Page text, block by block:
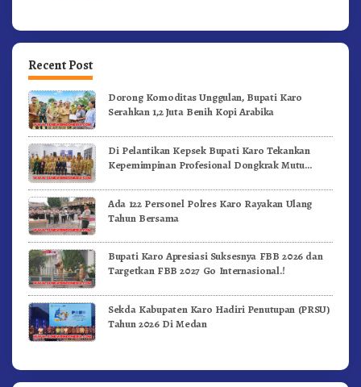
Recent Post
Dorong Komoditas Unggulan, Bupati Karo
Serahkan 1,2 Juta Benih Kopi Arabika
Di Pelantikan Kepsek Bupati Karo Tekankan
Kepemimpinan Profesional Dongkrak Mutu
Ada 122 Personel Polres Karo Rayakan Ulang
Tahun Bersama
Bupati Karo Apresiasi Suksesnya FBB 2026 dan
Targetkan FBB 2027 Go Internasional.!
Sekda Kabupaten Karo Hadiri Penutupan (PRSU)
Tahun 2026 Di Medan